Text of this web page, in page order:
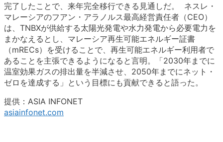
完了したことで、来年完全移行できる見通しだ。 ネスレ・
マレーシアのフアン・アラノルス最高経営責任者（CEO）
は、TNBXが供給する太陽光発電や水力発電から必要電力を
まかなえるとし、マレーシア再生可能エネルギー証書
（mRECs）を受けることで、再生可能エネルギー利用者で
あることを主張できるようになると言明。「2030年までに
温室効果ガスの排出量を半減させ、2050年までにネット・
ゼロを達成する」という目標にも貢献できると語った。
提供：ASIA INFONET
asiainfonet.com